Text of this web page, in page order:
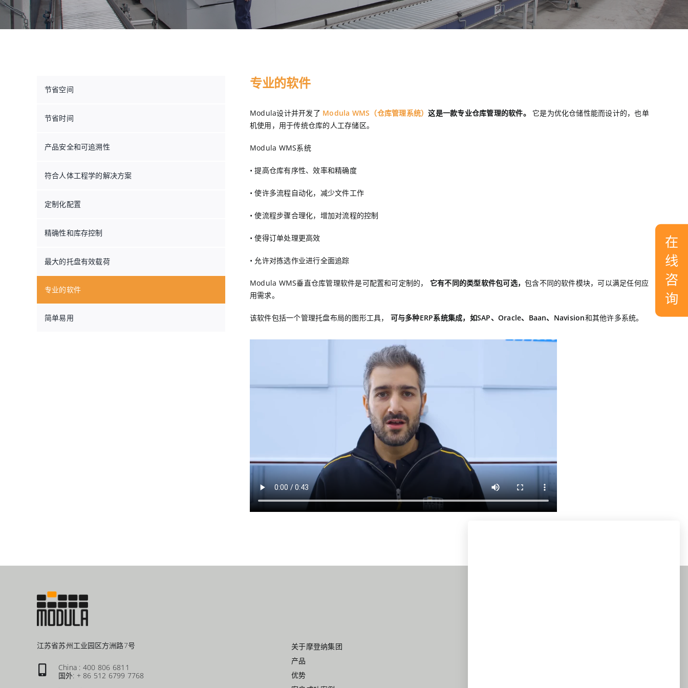
节省空间
节省时间
产品安全和可追溯性
符合人体工程学的解决方案
定制化配置
精确性和库存控制
最大的托盘有效载荷
专业的软件
简单易用
专业的软件
Modula设计并开发了 Modula WMS（仓库管理系统）这是一款专业仓库管理的软件。
它是为优化仓储性能而设计的，也单
机使用，用于传统仓库的人工存储区。
Modula WMS系统
• 提高仓库有序性、效率和精确度
• 使许多流程自动化，减少文件工作
• 使流程步骤合理化，增加对流程的控制
• 使得订单处理更高效
• 允许对拣选作业进行全面追踪
Modula WMS垂直仓库管理软件是可配置和可定制的， 它有不同的类型软件包可选，包含不同的软件模块，可以满足任何应
用需求。
该软件包括一个管理托盘布局的图形工具， 可与多种ERP系统集成，如SAP、Oracle、Baan、Navision和其他许多系统。
江苏省苏州工业园区方洲路7号
China : 400 806 6811
国外: + 86 512 6799 7768
关于摩登纳集团
产品
优势
在
线
咨
询